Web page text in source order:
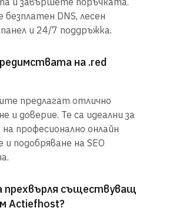
безплатен DNS, лесен
и 24/7 поддръжка.
на .red
предлагат отлично
и доверие. Те са идеални за
на професионално онлайн
и подобряване на SEO
прехвърля съществуващ
Actiefhost?